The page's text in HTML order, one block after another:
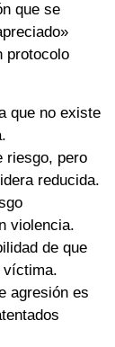
que se
protocolo
que no existe
riesgo, pero
reducida.
violencia.
de que
víctima.
agresión es